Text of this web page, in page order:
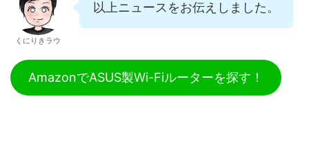
くにりきラウ
以上ニュースをお伝えしました。
AmazonでASUS製Wi-Fiルーターを探す！